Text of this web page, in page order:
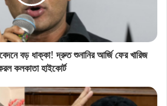
বড় ধাক্কা! দ্রুত শুনানির আর্জি ফের খারিজ
কলকাতা হাইকোর্ট